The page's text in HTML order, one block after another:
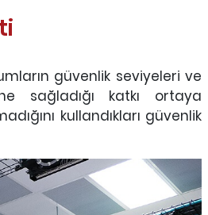
güvenlik seviyeleri ve
sağladığı katkı ortaya
kullandıkları güvenlik